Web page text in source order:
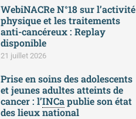
WebiNACRe N°18 sur l’activité
physique et les traitements
anti-cancéreux : Replay
disponible
21 juillet 2026
Prise en soins des adolescents
et jeunes adultes atteints de
cancer : l’INCapublie son état
des lieux national